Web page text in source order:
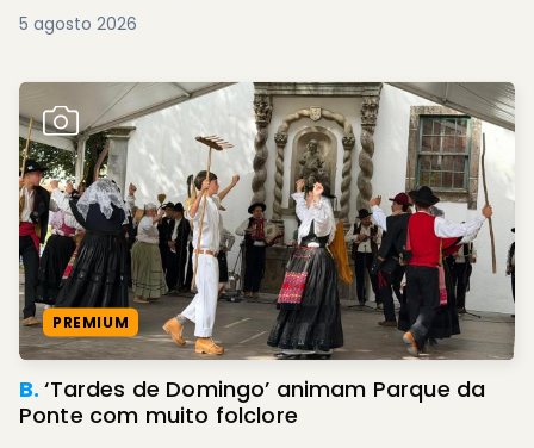
5 agosto 2026
PREMIUM
B.‘Tardes de Domingo’ animam Parque da
Ponte com muito folclore